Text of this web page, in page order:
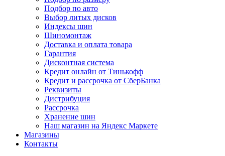
Подбор по авто
Выбор литых дисков
Индексы шин
Шиномонтаж
Доставка и оплата товара
Гарантия
Дисконтная система
Кредит онлайн от Тинькофф
Кредит и рассрочка от СберБанка
Реквизиты
Дистрибуция
Рассрочка
Хранение шин
Наш магазин на Яндекс Маркете
Магазины
Контакты